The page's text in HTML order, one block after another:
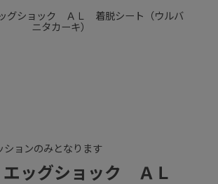
グショック ＡＬ 着脱シート（ウルバ
ニタカーキ）
ッグショック ＡＬ
ションのみとなります